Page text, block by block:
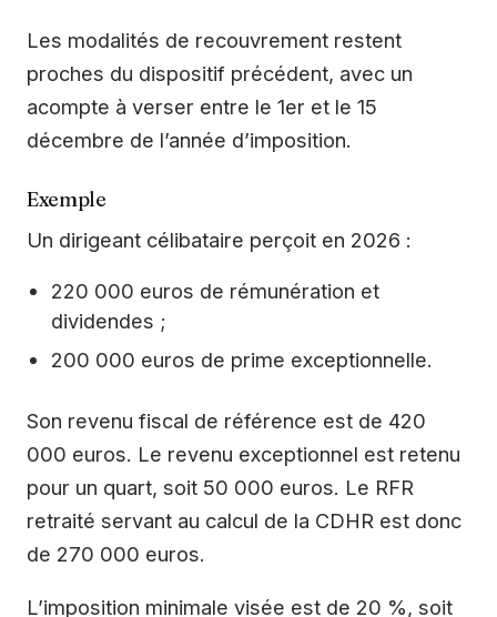
Les modalités de recouvrement restent
proches du dispositif précédent, avec un
acompte à verser entre le 1er et le 15
décembre de l’année d’imposition.
Exemple
Un dirigeant célibataire perçoit en 2026 :
220 000 euros de rémunération et
dividendes ;
200 000 euros de prime exceptionnelle.
Son revenu fiscal de référence est de 420
000 euros. Le revenu exceptionnel est retenu
pour un quart, soit 50 000 euros. Le RFR
retraité servant au calcul de la CDHR est donc
de 270 000 euros.
L’imposition minimale visée est de 20 %, soit